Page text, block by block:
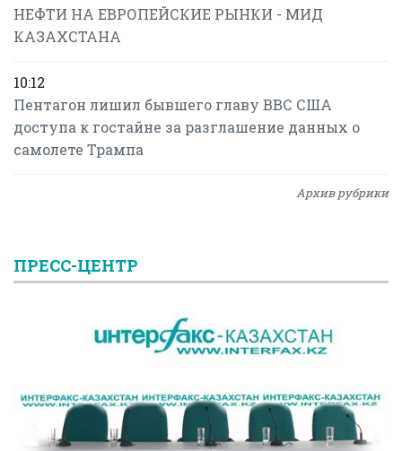
НЕФТИ НА ЕВРОПЕЙСКИЕ РЫНКИ - МИД
КАЗАХСТАНА
10:12
Пентагон лишил бывшего главу ВВС США
доступа к гостайне за разглашение данных о
самолете Трампа
Архив рубрики
ПРЕСС-ЦЕНТР